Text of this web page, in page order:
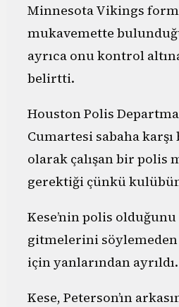
Minnesota Vikings
mukavemette
ayrıca onu kontrol
belirtti.
Houston Polis
Cumartesi sabaha
olarak çalışan bir polis
gerektiği çünkü
Kese’nin polis
gitmelerini söylemeden
için yanlarından ayrıldı.
Kese, Peterson’ın